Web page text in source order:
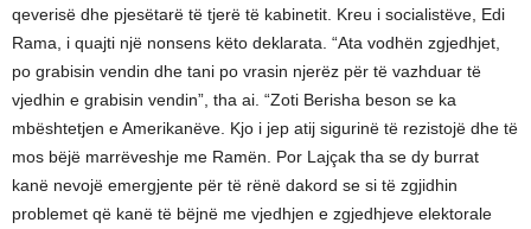
qeverisë dhe pjesëtarë të tjerë të kabinetit. Kreu i socialistëve, Edi
Rama, i quajti një nonsens këto deklarata. “Ata vodhën zgjedhjet,
po grabisin vendin dhe tani po vrasin njerëz për të vazhduar të
vjedhin e grabisin vendin”, tha ai. “Zoti Berisha beson se ka
mbështetjen e Amerikanëve. Kjo i jep atij sigurinë të rezistojë dhe të
mos bëjë marrëveshje me Ramën. Por Lajçak tha se dy burrat
kanë nevojë emergjente për të rënë dakord se si të zgjidhin
problemet që kanë të bëjnë me vjedhjen e zgjedhjeve elektorale